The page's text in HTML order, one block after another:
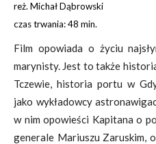
reż. Michał Dąbrowski
czas trwania:48 min.
Film opowiada o życiu
marynisty. Jest to także
Tczewie, historia portu w
jako wykładowcy
w nim opowieści Kapitana o
generale Mariuszu Zaruskim,